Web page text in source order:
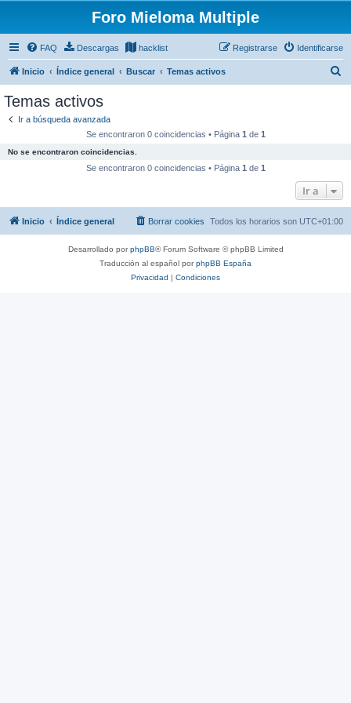
Foro Mieloma Multiple
FAQ Descargas hacklist Identificarse
Registrarse
Inicio Índice general Buscar Temas activos
Temas activos
Ir a búsqueda avanzada
Se encontraron 0 coincidencias • Página 1 de 1
No se encontraron coincidencias.
Se encontraron 0 coincidencias • Página 1 de 1
Ir a
Inicio Índice general Todos los horarios son UTC+01:00
Borrar cookies
Desarrollado porphpBB® Forum Software © phpBB Limited
Traducción al español porphpBB España
Privacidad | Condiciones